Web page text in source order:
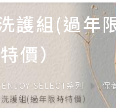
護組(過年
價）
ENJOY SELECT系列
保
護組(過年限時特價）